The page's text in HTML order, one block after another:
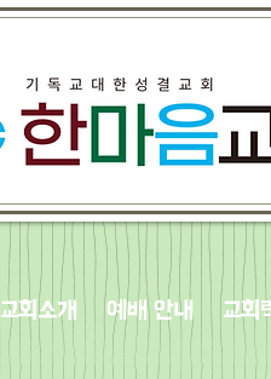
교회소개 예배 안내 교회